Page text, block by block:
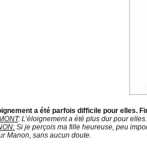
a été parfois difficile pour elles.
: L’éloignement a été plus dur pour elles.
Si je perçois ma fille heureuse, peu
Manon, sans aucun doute.